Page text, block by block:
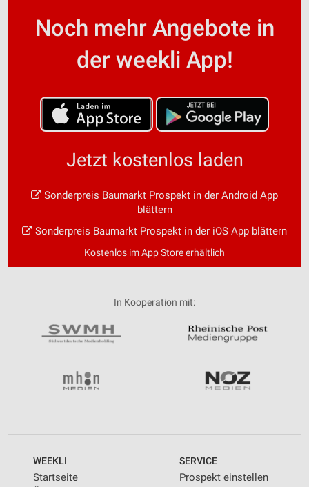
Noch mehr Angebote in
der weekli App!
Jetzt kostenlos laden
Sonderpreis Baumarkt Prospekt in der Android App
blättern
Sonderpreis Baumarkt Prospekt in der iOS App blättern
Kostenlos im App Store erhältlich
In Kooperation mit:
WEEKLI
Startseite
SERVICE
Prospekt einstellen